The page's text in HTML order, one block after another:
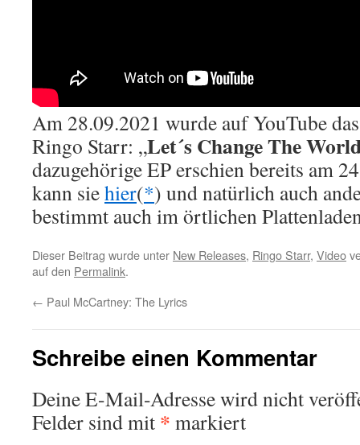
Am 28.09.2021 wurde auf YouTube
Ringo Starr: „Let´s Change The
dazugehörige EP erschien bereits am
kann siehier(*) und natürlich auch
bestimmt auch im örtlichen
Dieser Beitrag wurde unter New Releases, Ringo Starr, Video
auf den Permalink.
← Paul McCartney: The Lyrics
Schreibe einen Kommentar
Deine E-Mail-Adresse wird nicht
Felder sind mit * markiert